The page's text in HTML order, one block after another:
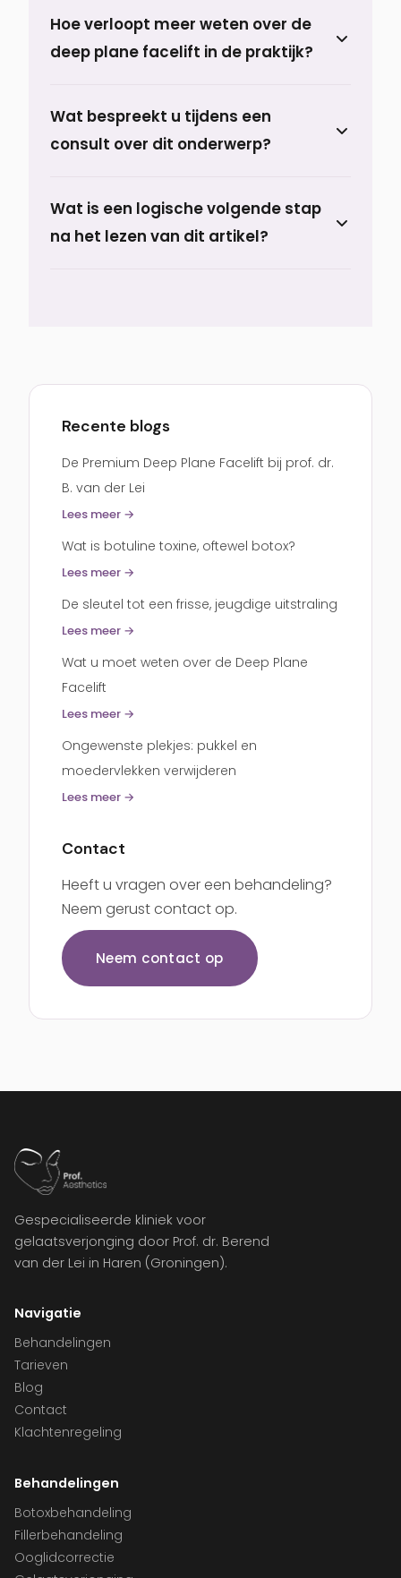
mini-lift, een MACS-lift of toch een Deep
Plane Facelift?.
Hoe verloopt meer weten over de
deep plane facelift in de praktijk?
en de resultaten op onze
behandelpagina.
Wat bespreekt u tijdens een
consult over dit onderwerp?
uitgangssituatie, verwachtingen, de
passende behandelopties en een
Wat is een logische volgende stap
na het lezen van dit artikel?
Recente blogs
De Premium Deep Plane Facelift bij prof. dr.
B. van der Lei
Lees meer →
Wat is botuline toxine, oftewel botox?
Lees meer →
De sleutel tot een frisse, jeugdige uitstraling
Lees meer →
Wat u moet weten over de Deep Plane
Facelift
Lees meer →
Ongewenste plekjes: pukkel en
moedervlekken verwijderen
Lees meer →
Contact
Heeft u vragen over een behandeling?
Neem gerust contact op.
Neem contact op
Gespecialiseerde kliniek voor
gelaatsverjonging door Prof. dr. Berend
van der Lei in Haren (Groningen).
Navigatie
Behandelingen
Tarieven
Blog
Contact
Klachtenregeling
Behandelingen
Botoxbehandeling
Fillerbehandeling
Ooglidcorrectie